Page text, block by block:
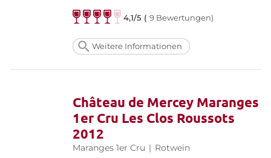
4,1/5 (9 Bewertungen)
Weitere Informationen
Château de Mercey Maranges
1er Cru Les Clos Roussots
2012
Maranges 1er Cru | Rotwein